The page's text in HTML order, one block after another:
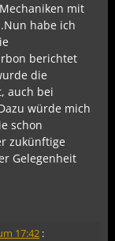
mit
habe ich
berichtet
die
auch bei
würde mich
schon
zukünftige
Gelegenheit
17:42 :